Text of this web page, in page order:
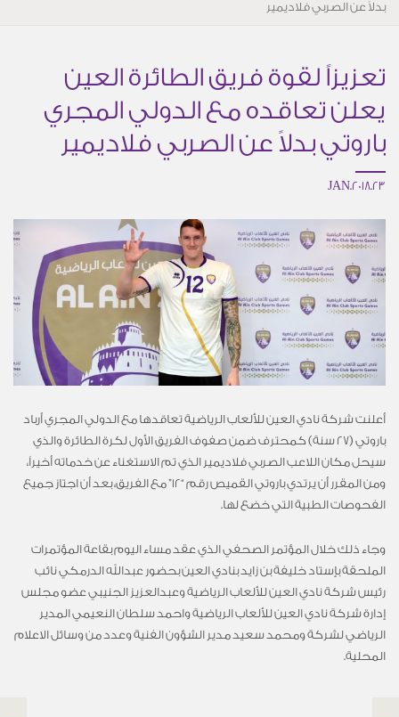
بدلاً عن الصربي فلاديمير
تعزيزاً لقوة فريق الطائرة العين
يعلن تعاقده مع الدولي المجري
باروتي بدلاً عن الصربي فلاديمير
23.JAN.2018
أعلنت شركة نادي العين للألعاب الرياضية تعاقدها مع الدولي المجري أرباد
باروتي (27 سنة) كمحترف ضمن صفوف الفريق الأول لكرة الطائرة والذي
سيحل مكان اللاعب الصربي فلاديمير الذي تم الاستغناء عن خدماته أخيراً،
ومن المقرر أن يرتدي باروتي القميص رقم “12” مع الفريق، بعد أن اجتاز جميع
الفحوصات الطبية التي خضع لها.
وجاء ذلك خلال المؤتمر الصحفي الذي عقد مساء اليوم بقاعة المؤتمرات
الملحقة بإستاد خليفة بن زايد بنادي العين بحضور عبدالله الدرمكي نائب
رئيس شركة نادي العين للألعاب الرياضية وعبدالعزيز الجنيبي عضو مجلس
إدارة شركة نادي العين للألعاب الرياضية واحمد سلطان النعيمي المدير
الرياضي لشركة ومحمد سعيد مدير الشؤون الفنية وعدد من وسائل الاعلام
المحلية.